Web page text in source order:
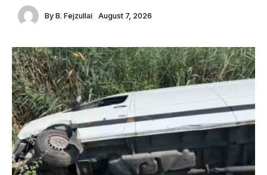
By B. Fejzullai August 7, 2026